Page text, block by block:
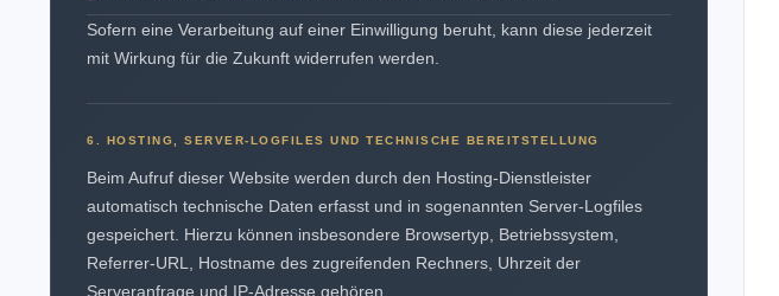
Sofern eine Verarbeitung auf einer Einwilligung beruht, kann diese jederzeit
mit Wirkung für die Zukunft widerrufen werden.
6. HOSTING, SERVER-LOGFILES UND TECHNISCHE BEREITSTELLUNG
Beim Aufruf dieser Website werden durch den Hosting-Dienstleister
automatisch technische Daten erfasst und in sogenannten Server-Logfiles
gespeichert. Hierzu können insbesondere Browsertyp, Betriebssystem,
Referrer-URL, Hostname des zugreifenden Rechners, Uhrzeit der
Serveranfrage und IP-Adresse gehören.